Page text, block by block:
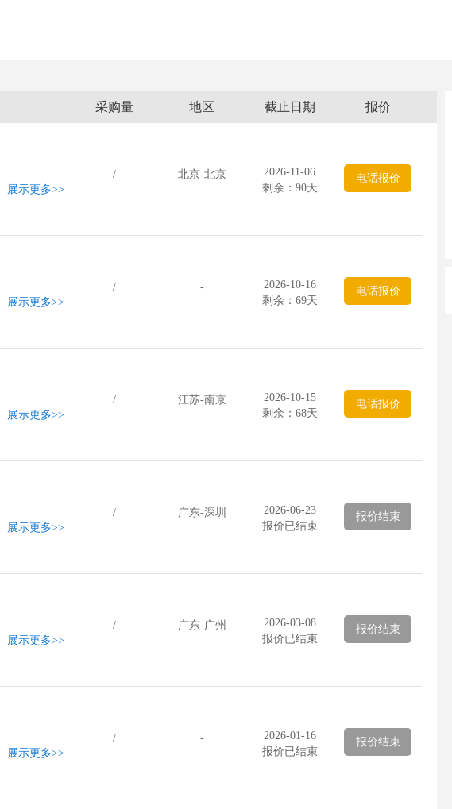
采购量 地区 截止日期 报价
展示更多>>
/ 北京-北京
2026-11-06
剩余：90天
电话报价
展示更多>>
/ -
2026-10-16
剩余：69天
电话报价
展示更多>>
/ 江苏-南京
2026-10-15
剩余：68天
电话报价
展示更多>>
/ 广东-深圳
2026-06-23
报价已结束
报价结束
展示更多>>
/ 广东-广州
2026-03-08
报价已结束
报价结束
展示更多>>
/ -
2026-01-16
报价已结束
报价结束